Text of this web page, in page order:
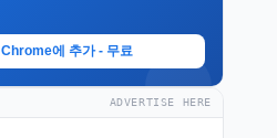
Chrome에 추가 - 무료
ADVERTISE HERE